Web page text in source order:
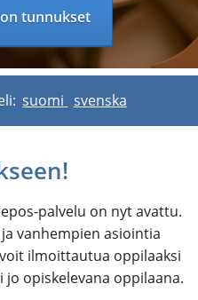
tunnukset
suomi svenska
palvelu on nyt avattu.
vanhempien asiointia
ilmoittautua oppilaaksi
opiskelevana oppilaana.